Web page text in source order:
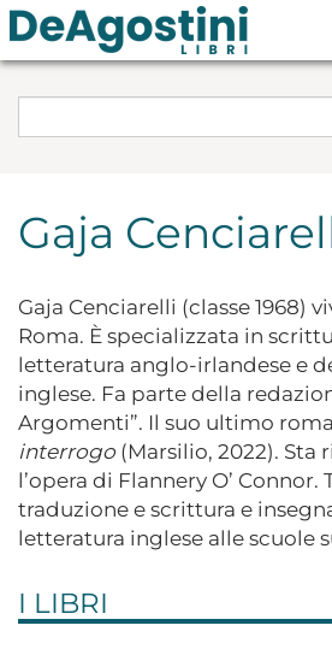
Gaja
Gaja Cenciarelli (classe 1968)
Roma. È specializzata in
letteratura anglo-irlandese e
inglese. Fa parte della
Argomenti”. Il suo ultimo
interrogo(Marsilio, 2022). Sta
l’opera di Flannery O’ Connor.
traduzione e scrittura e
letteratura inglese alle scuole
I LIBRI